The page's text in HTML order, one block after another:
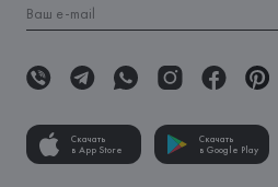
Скачать
в App Store
Скачать
в Google Play